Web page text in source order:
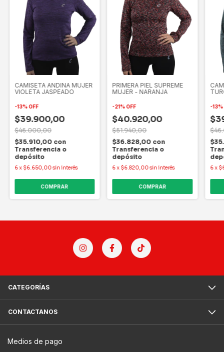
CAMISETA ANDINA MUJER
VIOLETA JASPEADO
-13%OFF
$39.900,00
$46.000,00
$35.910,00 con
Transferencia o
depósito
6x $6.650,00sin interés
COMPRAR
PRIMERA PIEL SUPREME
MUJER - NARANJA
-21%OFF
$40.920,00
$51.940,00
$36.828,00 con
Transferencia o
depósito
6x $6.820,00sin interés
COMPRAR
-13%
6x
CATEGORÍAS
CONTACTANOS
Medios de pago